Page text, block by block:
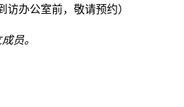
访办公室前，敬请预约）
员。